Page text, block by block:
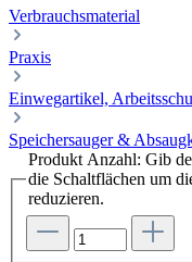
Verbrauchsmaterial
Praxis
Einwegartikel,
Speichersauger &
Produkt Anzahl: Gib
die Schaltflächen um
reduzieren.